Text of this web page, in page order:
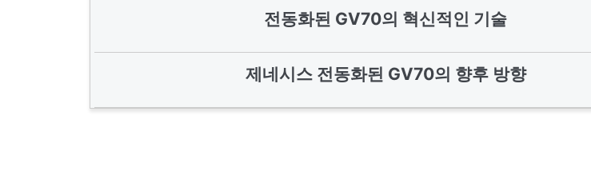
전동화된 GV70의 혁신적인 기술
제네시스 전동화된 GV70의 향후 방향